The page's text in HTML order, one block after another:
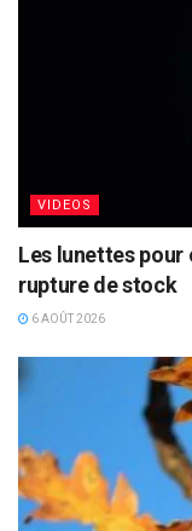
VIDEOS
Les lunettes pour
rupture de stock
6 AOÛT 2026